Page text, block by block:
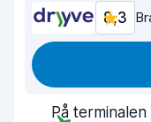
8,3
På terminalen